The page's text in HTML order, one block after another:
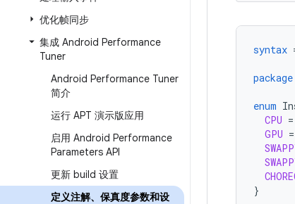
优化帧同步
集成 Android Performance
Tuner
Android Performance Tuner
简介
运行 APT 演示版应用
启用 Android Performance
Parameters API
更新 build 设置
定义注解、保真度参数和设
syntax
package
enum
CPU =
GPU =
}